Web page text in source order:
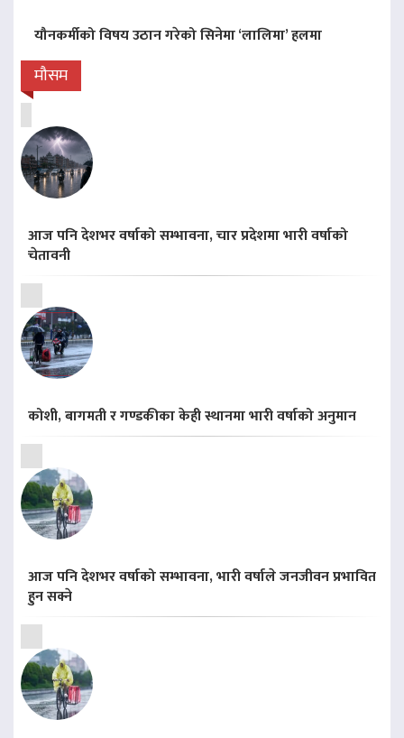
यौनकर्मीको विषय उठान गरेको सिनेमा ‘लालिमा’ हलमा
मौसम
आज पनि देशभर वर्षाको सम्भावना, चार प्रदेशमा भारी वर्षाको
चेतावनी
कोशी, बागमती र गण्डकीका केही स्थानमा भारी वर्षाको अनुमान
आज पनि देशभर वर्षाको सम्भावना, भारी वर्षाले जनजीवन प्रभावित
हुन सक्ने